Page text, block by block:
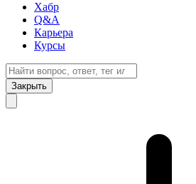
Хабр
Q&A
Карьера
Курсы
Закрыть